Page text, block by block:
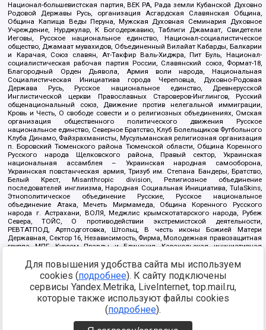
Национал-большевистская партия, ВЕК РА, Рада земли Кубанской Духовно
Родовой Державы Русь, организация Асгардская Славянская Община,
Община Капища Веды Перуна, Мужская Духовная Семинария Духовное
Учреждение, Нурджулар, К Богодержавию, Таблиги Джамаат, Свидетели
Иеговы, Русское национальное единство, Национал-социалистическое
общество, Джамаат мувахидов, Объединенный Вилайат Кабарды, Балкарии
и Карачая, Союз славян, Ат-Такфир Валь-Хиджра, Пит Буль, Национал-
социалистическая рабочая партия России, Славянский союз, Формат-18,
Благородный Орден Дьявола, Армия воли народа, Национальная
Социалистическая Инициатива города Череповца, Духовно-Родовая
Держава Русь, Русское национальное единство, Древнерусской
Инглистической церкви Православных Староверов-Инглингов, Русский
общенациональный союз, Движение против нелегальной иммиграции,
Кровь и Честь, О свободе совести и о религиозных объединениях, Омская
организация общественного политического движения Русское
национальное единство, Северное Братство, Клуб Болельщиков Футбольного
Клуба Динамо, Файзрахманисты, Мусульманская религиозная организация
п. Боровский Тюменского района Тюменской области, Община Коренного
Русского народа Щелковского района, Правый сектор, Украинская
национальная ассамблея – Украинская народная самооборона,
Украинская повстанческая армия, Тризуб им. Степана Бандеры, Братство,
Белый Крест, Misanthropic division, Религиозное объединение
последователей инглиизма, Народная Социальная Инициатива, TulaSkins,
Этнополитическое объединение Русские, Русское национальное
объединение Атака, Мечеть Мирмамеда, Община Коренного Русского
народа г. Астрахани, ВОЛЯ, Меджлис крымскотатарского народа, Рубеж
Севера, ТОЙС, О противодействии экстремистской деятельности,
РЕВТАТПОД, Артподготовка, Штольц, В честь иконы Божией Матери
Державная, Сектор 16, Независимость, Фирма, Молодежная правозащитная
группа МПГ, Курсом Правды и Единения, Каракольская инициативная
Благотворительный пансионат Ак Умут, Русская республика Русь,
Арестантское уголовное единство, Башкорт, Нация и свобода, W.H.С., Фалунь
Дафа, Иртыш Ultras, Русский Патриотический клуб-Новокузнецк/РПК,
Сибирский державный союз, Фонд борьбы с коррупцией, Фонд защиты прав
граждан, Штабы Навального, Совет граждан СССР Прикубанского округа г.
https://minjust.gov.ru/ru/documents/7822/
Для повышения удобства сайта мы используем
cookies (подробнее). К сайту подключены
сервисы Yandex.Metrika, LiveInternet, top.mail.ru,
которые также используют файлы cookies
(подробнее).